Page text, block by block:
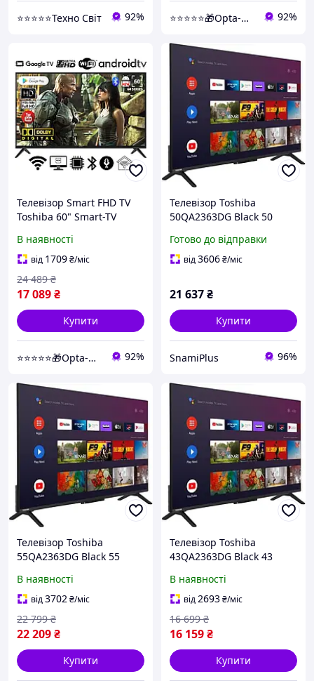
⭐⭐⭐⭐⭐Техно Світ 92% ⭐⭐⭐⭐⭐🎁Opta-Net 92%
Телевізор Smart FHD TV
Toshiba 60" Smart-TV
АДАПТИВНИЙ
UHD,4K/Android 15.0
В наявності
від 1709₴/міс
17 089₴
24 489 ₴
Купити
⭐⭐⭐⭐⭐🎁Opta-Net 92%
Телевізор Toshiba
50QA2363DG Black 50
Готово до відправки
від3606₴/міс
21 637₴
Купити
SnamiPlus 96%
Телевізор Toshiba
55QA2363DG Black 55
В наявності
від3702₴/міс
22 209₴
22 799 ₴
Купити
Телевізор Toshiba
43QA2363DG Black 43
В наявності
від2693₴/міс
16 159₴
16 699 ₴
Купити